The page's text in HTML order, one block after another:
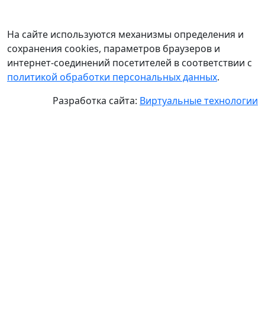
На сайте используются механизмы определения и
сохранения cookies, параметров браузеров и
интернет-соединений посетителей в соответствии с
политикой обработки персональных данных.
Разработка сайта: Виртуальные технологии